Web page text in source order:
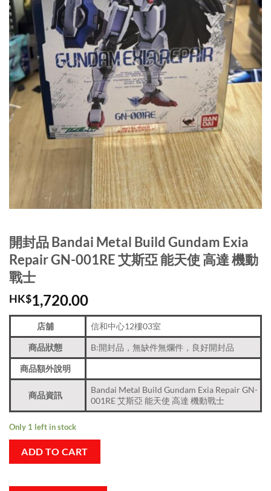
開封品 Bandai Metal Build Gundam Exia
Repair GN-001RE 艾斯亞 能天使 高達 機動
戰士
HK$1,720.00
店舖 信和中心12樓03室
商品狀態 B:開封品，無缺件無爛件，良好開封品
商品額外說明
商品資訊
Bandai Metal Build Gundam Exia Repair GN-
001RE 艾斯亞 能天使 高達 機動戰士
Only 1 left in stock
ADD TO CART